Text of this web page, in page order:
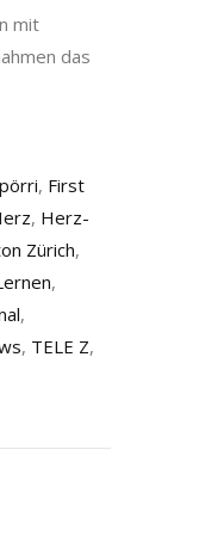
mit
das
, First
, Herz-
Zürich,
,
,
, TELE Z,